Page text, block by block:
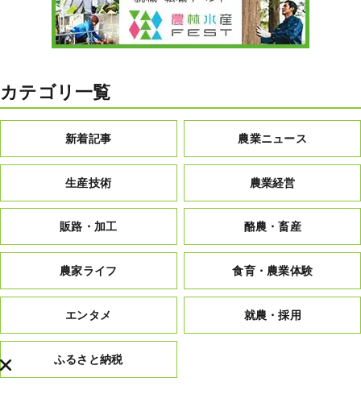
カテゴリ一覧
新着記事 農業ニュース
生産技術 農業経営
販路・加工 酪農・畜産
農家ライフ 食育・農業体験
エンタメ 就農・採用
ふるさと納税